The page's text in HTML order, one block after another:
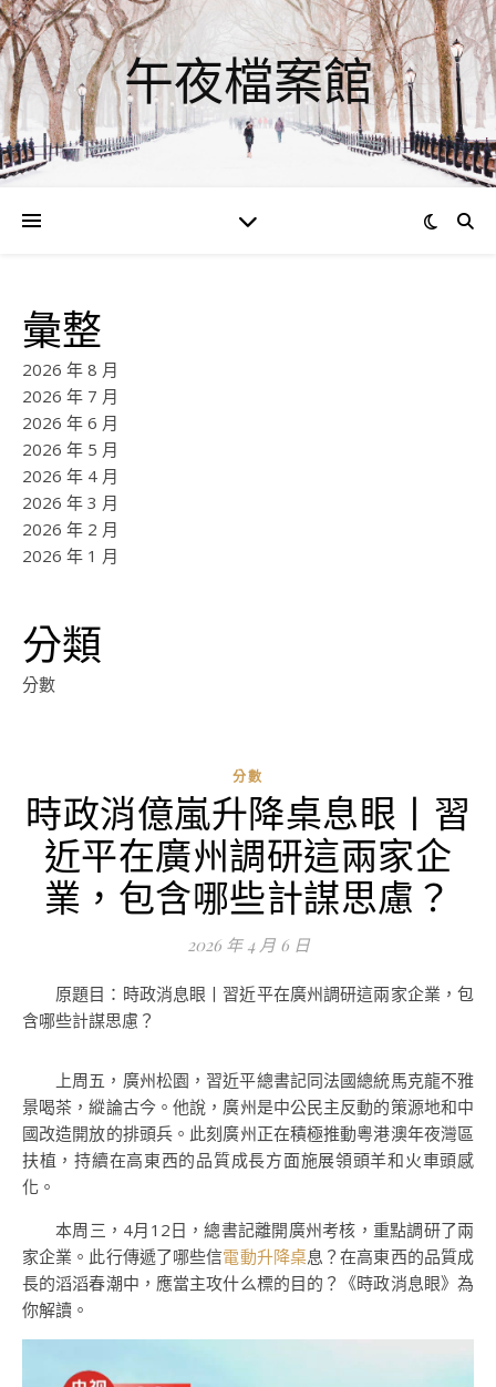
午夜檔案館
彙整
2026 年 8 月
2026 年 7 月
2026 年 6 月
2026 年 5 月
2026 年 4 月
2026 年 3 月
2026 年 2 月
2026 年 1 月
分類
分數
分數
時政消億嵐升降桌息眼丨習
近平在廣州調研這兩家企
業，包含哪些計謀思慮？
2026 年 4 月 6 日
原題目：時政消息眼丨習近平在廣州調研這兩家企業，包
含哪些計謀思慮？
上周五，廣州松園，習近平總書記同法國總統馬克龍不雅
景喝茶，縱論古今。他說，廣州是中公民主反動的策源地和中
國改造開放的排頭兵。此刻廣州正在積極推動粵港澳年夜灣區
扶植，持續在高東西的品質成長方面施展領頭羊和火車頭感
化。
本周三，4月12日，總書記離開廣州考核，重點調研了兩
家企業。此行傳遞了哪些信電動升降桌息？在高東西的品質成
長的滔滔春潮中，應當主攻什么標的目的？《時政消息眼》為
你解讀。